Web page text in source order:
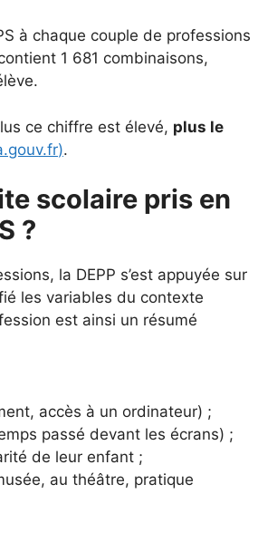
à chaque couple de professions
1 681 combinaisons,
ce chiffre est élevé, plus le
).
scolaire pris en
?
la DEPP s’est appuyée sur
les variables du contexte
est ainsi un résumé
accès à un ordinateur) ;
passé devant les écrans) ;
de leur enfant ;
au théâtre, pratique